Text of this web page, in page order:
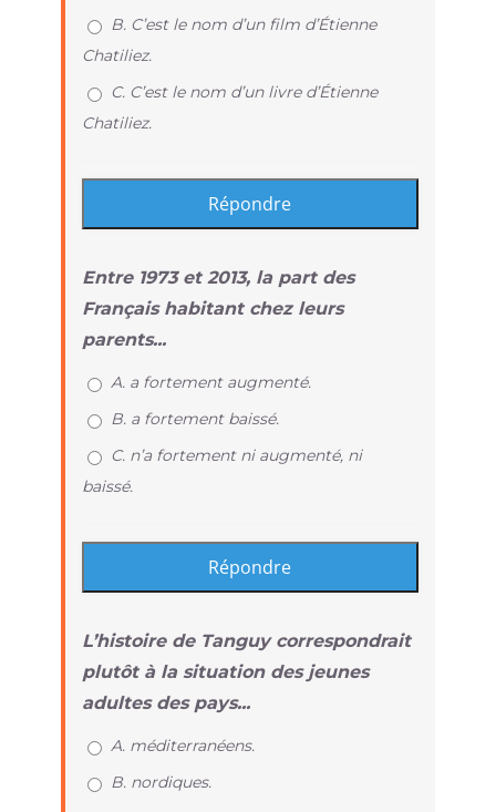
B. C’est le nom d’un film d’Étienne
Chatiliez.
C. C’est le nom d’un livre d’Étienne
Chatiliez.
Entre 1973 et 2013, la part des
Français habitant chez leurs
parents...
A. a fortement augmenté.
B. a fortement baissé.
C. n’a fortement ni augmenté, ni
baissé.
L’histoire de Tanguy correspondrait
plutôt à la situation des jeunes
adultes des pays...
A. méditerranéens.
B. nordiques.